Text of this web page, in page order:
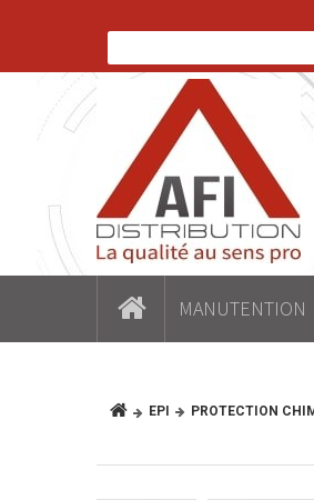
MANUTENTION
EPI PROTECTION